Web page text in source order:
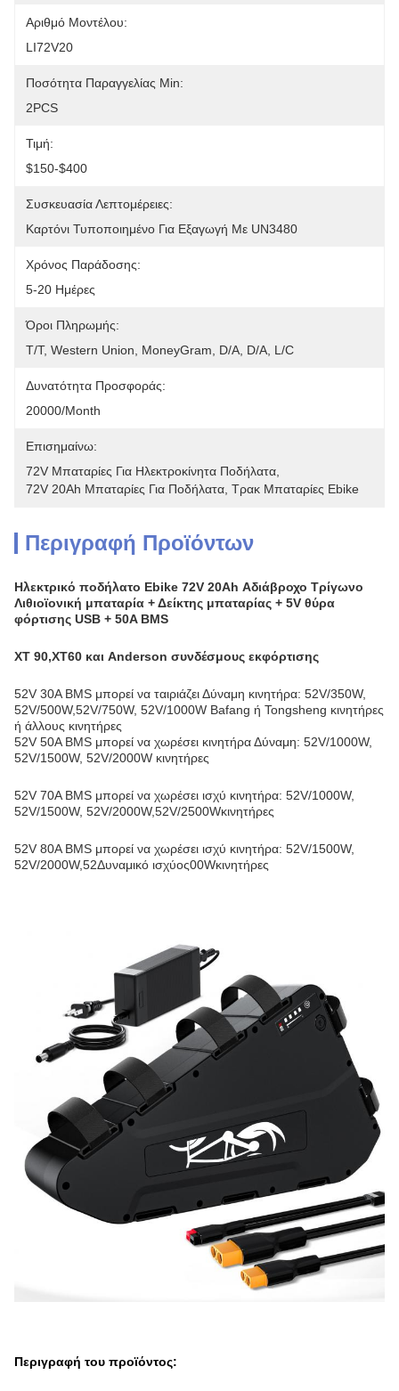
Αριθμό Μοντέλου:
LI72V20
Ποσότητα Παραγγελίας Min:
2PCS
Τιμή:
$150-$400
Συσκευασία Λεπτομέρειες:
Καρτόνι Τυποποιημένο Για Εξαγωγή Με UN3480
Χρόνος Παράδοσης:
5-20 Ημέρες
Όροι Πληρωμής:
T/T, Western Union, MoneyGram, D/A, D/A, L/C
Δυνατότητα Προσφοράς:
20000/Month
Επισημαίνω:
72V Μπαταρίες Για Ηλεκτροκίνητα Ποδήλατα
72V 20Ah Μπαταρίες Για Ποδήλατα Τρακ Μπαταρίες Ebike
Περιγραφή Προϊόντων
Ηλεκτρικό ποδήλατο Ebike 72V 20Ah Αδιάβροχο Τρίγωνο
Λιθιοϊονική μπαταρία + Δείκτης μπαταρίας + 5V θύρα
φόρτισης USB + 50A BMS
XT 90,XT60 και Anderson συνδέσμους εκφόρτισης
52V 30A BMS μπορεί να ταιριάζει Δύναμη κινητήρα: 52V/350W,
52V/500W,52V/750W, 52V/1000W Bafang ή Tongsheng κινητήρες
ή άλλους κινητήρες
52V 50A BMS μπορεί να χωρέσει κινητήρα Δύναμη: 52V/1000W,
52V/1500W, 52V/2000W κινητήρες
52V 70A BMS μπορεί να χωρέσει ισχύ κινητήρα: 52V/1000W,
52V/1500W, 52V/2000W,52V/2500Wκινητήρες
52V 80A BMS μπορεί να χωρέσει ισχύ κινητήρα: 52V/1500W,
52V/2000W,52Δυναμικό ισχύος00Wκινητήρες
Περιγραφή του προϊόντος: